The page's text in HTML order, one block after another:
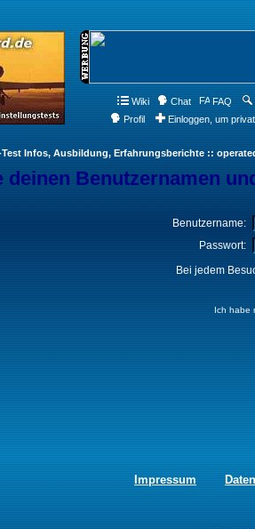
Wiki Chat FAQ
Profil
Einloggen, um
Infos, Ausbildung, Erfahrungsberichte ::
deinen Benutzernamen
Benutzername:
Passwort:
Bei jedem
Ich habe
Impressum